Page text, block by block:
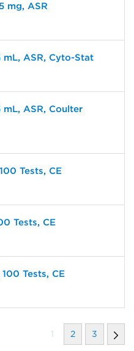
mg, ASR
mL, ASR, Cyto-Stat
mL, ASR, Coulter
Tests, CE
Tests, CE
100 Tests, CE
1 2 3